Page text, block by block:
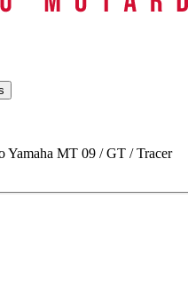
Yamaha MT 09 / GT / Tracer